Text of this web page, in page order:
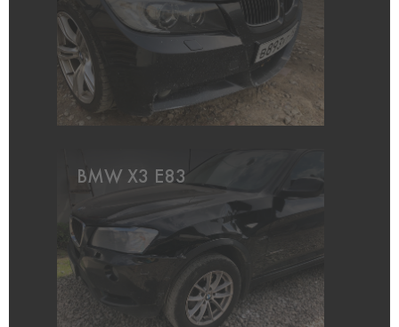
BMW X3 E83